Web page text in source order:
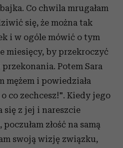
Co chwila mrugałam
się, że można tak
i w ogóle mówić o tym
miesięcy, by przekroczyć
Potem Sara
mężem i powiedziała
co zechcesz!". Kiedy jego
się z jej i nareszcie
złość na samą
swoją wizję związku,